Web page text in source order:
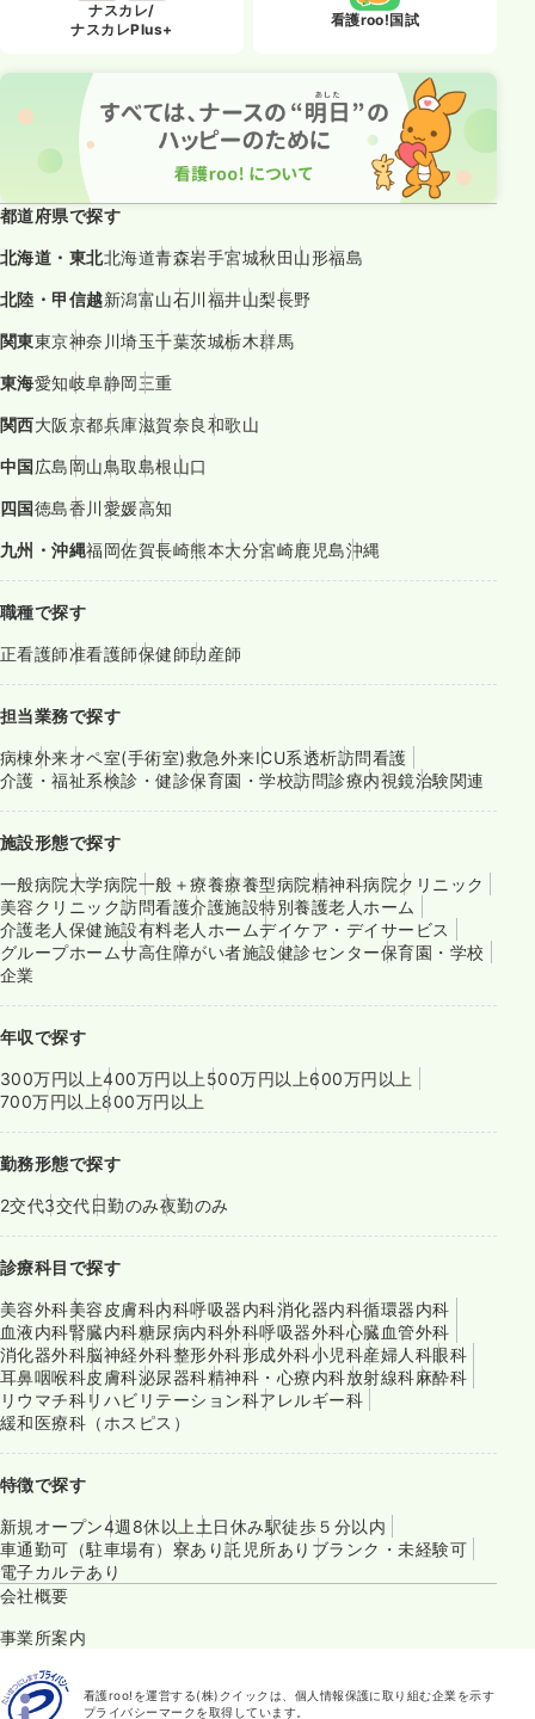
ナスカレ/
ナスカレPlus+
看護roo!国試
都道府県で探す
北海道・東北北海道青森岩手宮城秋田山形福島
北陸・甲信越新潟富山石川福井山梨長野
関東東京神奈川埼玉千葉茨城栃木群馬
東海愛知岐阜静岡三重
関西大阪京都兵庫滋賀奈良和歌山
中国広島岡山鳥取島根山口
四国徳島香川愛媛高知
九州・沖縄福岡佐賀長崎熊本大分宮崎鹿児島沖縄
職種で探す
正看護師准看護師保健師助産師
担当業務で探す
病棟外来オペ室(手術室)救急外来ICU系透析訪問看護
介護・福祉系検診・健診保育園・学校訪問診療内視鏡治験関連
施設形態で探す
一般病院大学病院一般＋療養療養型病院精神科病院クリニック
美容クリニック訪問看護介護施設特別養護老人ホーム
介護老人保健施設有料老人ホームデイケア・デイサービス
グループホームサ高住障がい者施設健診センター保育園・学校
企業
年収で探す
300万円以上400万円以上 500万円以上600万円以上
700万円以上800万円以上
勤務形態で探す
2交代3交代日勤のみ夜勤のみ
診療科目で探す
美容外科美容皮膚科内科呼吸器内科消化器内科循環器内科
血液内科腎臓内科糖尿病内科外科呼吸器外科心臓血管外科
消化器外科脳神経外科整形外科形成外科小児科産婦人科眼科
耳鼻咽喉科皮膚科泌尿器科精神科・心療内科放射線科麻酔科
リウマチ科リハビリテーション科アレルギー科
緩和医療科（ホスピス）
特徴で探す
新規オープン4週8休以上 土日休み駅徒歩５分以内
車通勤可（駐車場有） 寮あり託児所あり ブランク・未経験可
電子カルテあり
会社概要
事業所案内
看護roo!を運営する(株)クイックは、個人情報保護に取り組む企業を示す
プライバシーマークを取得しています。